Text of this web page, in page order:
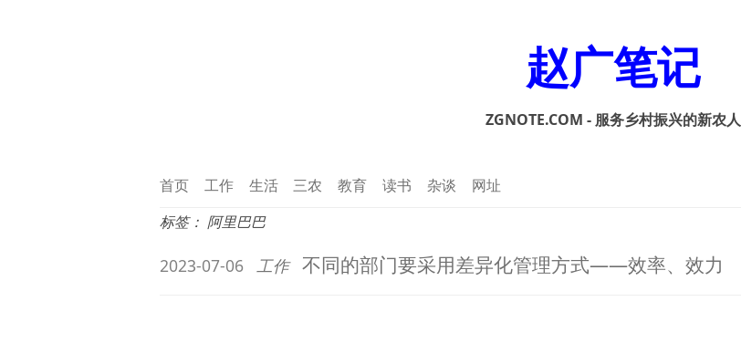
赵广笔记
ZGNOTE.COM - 服务乡村振兴的新农人
首页 工作 生活 三农 教育 读书 杂谈 网址
标签： 阿里巴巴
2023-07-06 工作 不同的部门要采用差异化管理方式——效率、效力